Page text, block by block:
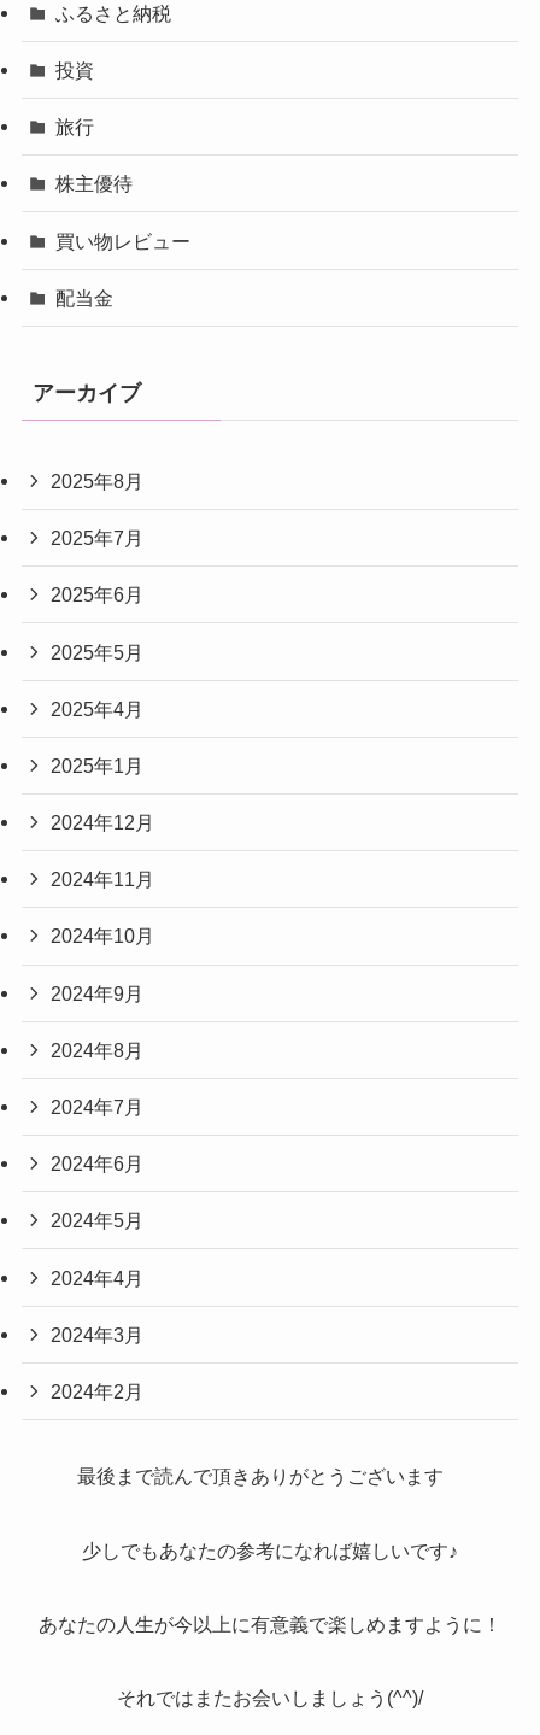
ふるさと納税
投資
旅行
株主優待
買い物レビュー
配当金
アーカイブ
2025年8月
2025年7月
2025年6月
2025年5月
2025年4月
2025年1月
2024年12月
2024年11月
2024年10月
2024年9月
2024年8月
2024年7月
2024年6月
2024年5月
2024年4月
2024年3月
2024年2月
最後まで読んで頂きありがとうございます
少しでもあなたの参考になれば嬉しいです♪
あなたの人生が今以上に有意義で楽しめますように！
それではまたお会いしましょう(^^)/